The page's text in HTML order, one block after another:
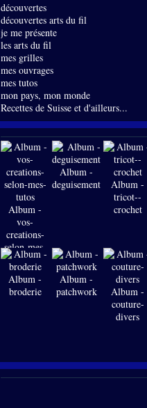
découvertes
découvertes arts du fil
je me présente
les arts du fil
mes grilles
mes ouvrages
mes tutos
mon pays, mon monde
Recettes de Suisse et d'ailleurs...
Album -
vos-
creations-
selon-mes-
tutos
Album -
deguisements
Album -
tricot--
crochet
Album -
broderie
Album -
patchwork
Album -
couture-
divers